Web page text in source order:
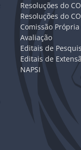
Resoluções do
Resoluções do
Comissão
Avaliação
Editais de
Editais de
NAPSI